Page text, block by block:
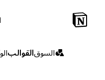
السوقالقوالب